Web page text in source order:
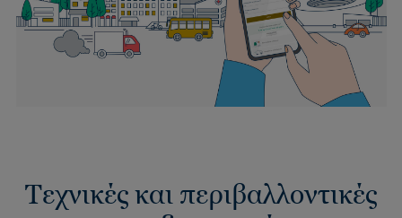
Τεχνικές και περιβαλλοντικές